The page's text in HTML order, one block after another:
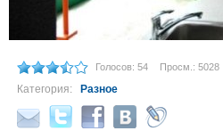
Голосов: 54 Просм.: 5028
Категория: Разное